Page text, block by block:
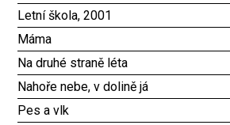
Letní škola, 2001
Máma
Na druhé straně léta
Nahoře nebe, v dolině já
Pes a vlk